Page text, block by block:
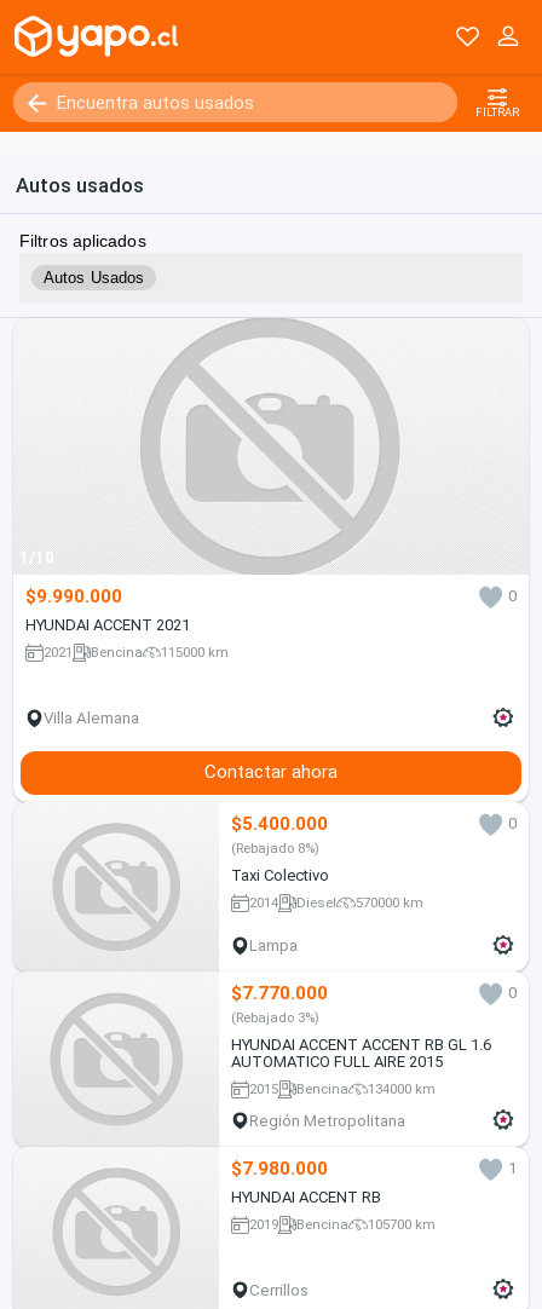
FILTRAR
Autos usados
Filtros aplicados
Autos Usados
1/10
$9.990.000
0
HYUNDAI ACCENT 2021
2021 Bencina 115000 km
Villa Alemana
Contactar ahora
$5.400.000 0
(Rebajado 8%)
Taxi Colectivo
2014 Diesel 570000 km
Lampa
$7.770.000 0
(Rebajado 3%)
HYUNDAI ACCENT ACCENT RB GL 1.6
AUTOMATICO FULL AIRE 2015
2015 Bencina 134000 km
Región Metropolitana
$7.980.000
1
HYUNDAI ACCENT RB
2019 Bencina 105700 km
Cerrillos